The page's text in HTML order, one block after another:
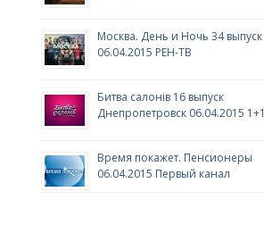
Москва. День и Ночь 34 выпуск
06.04.2015 РЕН-ТВ
Битва салонів 16 выпуск
Днепропетровск 06.04.2015 1+1
Время покажет. Пенсионеры
06.04.2015 Первый канал